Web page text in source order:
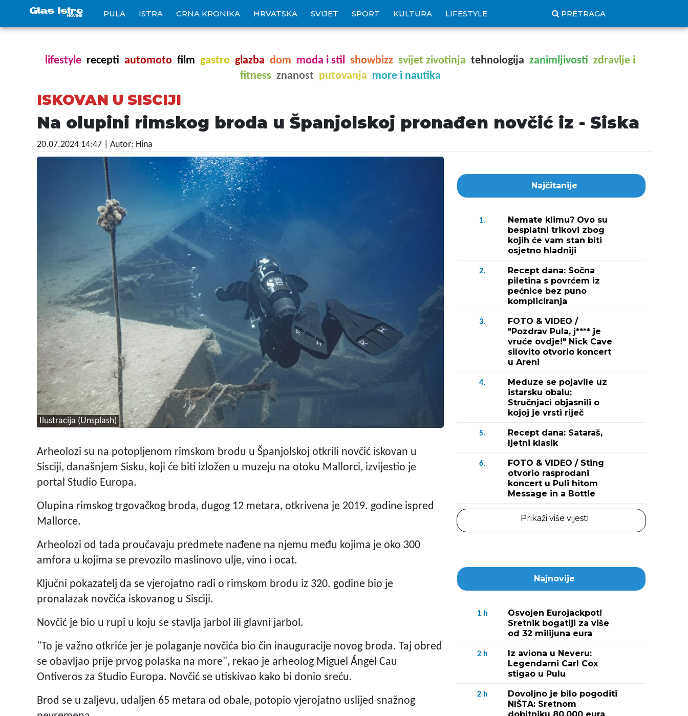
PULA ISTRA CRNA KRONIKA HRVATSKA SVIJET SPORT KULTURA LIFESTYLE PRETRAGA
lifestyle recepti automoto film gastro glazba dom moda i stil showbizz svijet zivotinja tehnologija zanimljivosti zdravlje i
fitness znanost putovanja more i nautika
ISKOVAN U SISCIJI
Na olupini rimskog broda u Španjolskoj pronađen novčić iz - Siska
20.07.2024 14:47 | Autor: Hina
Ilustracija (Unsplash)
Arheolozi su na potopljenom rimskom brodu u Španjolskoj otkrili novčić iskovan u
Sisciji, današnjem Sisku, koji će biti izložen u muzeju na otoku Mallorci, izvijestio je
portal Studio Europa.
Olupina rimskog trgovačkog broda, dugog 12 metara, otkrivena je 2019. godine ispred
Mallorce.
Arheolozi od tada proučavaju predmete nađene na njemu među kojima je oko 300
amfora u kojima se prevozilo maslinovo ulje, vino i ocat.
Ključni pokazatelj da se vjerojatno radi o rimskom brodu iz 320. godine bio je
pronalazak novčića iskovanog u Sisciji.
Novčić je bio u rupi u koju se stavlja jarbol ili glavni jarbol.
"To je važno otkriće jer je polaganje novčića bio čin inauguracije novog broda. Taj obred
se obavljao prije prvog polaska na more", rekao je arheolog Miguel Ángel Cau
Ontiveros za Studio Europa. Novčić se utiskivao kako bi donio sreću.
Brod se u zaljevu, udaljen 65 metara od obale, potopio vjerojatno uslijed snažnog
Najčitanije
1.
Nemate klimu? Ovo su
besplatni trikovi zbog
kojih će vam stan biti
osjetno hladniji
2.
Recept dana: Sočna
piletina s povrćem iz
pećnice bez puno
kompliciranja
3.
FOTO & VIDEO /
"Pozdrav Pula, j**** je
vruće ovdje!" Nick Cave
silovito otvorio koncert
u Areni
4.
Meduze se pojavile uz
istarsku obalu:
Stručnjaci objasnili o
kojoj je vrsti riječ
5.
Recept dana: Sataraš,
ljetni klasik
6.
FOTO & VIDEO / Sting
otvorio rasprodani
koncert u Puli hitom
Message in a Bottle
Prikaži više vijesti
Najnovije
1 h
Osvojen Eurojackpot!
Sretnik bogatiji za više
od 32 milijuna eura
2 h
Iz aviona u Neveru:
Legendarni Carl Cox
stigao u Pulu
2 h
Dovoljno je bilo pogoditi
NIŠTA: Sretnom